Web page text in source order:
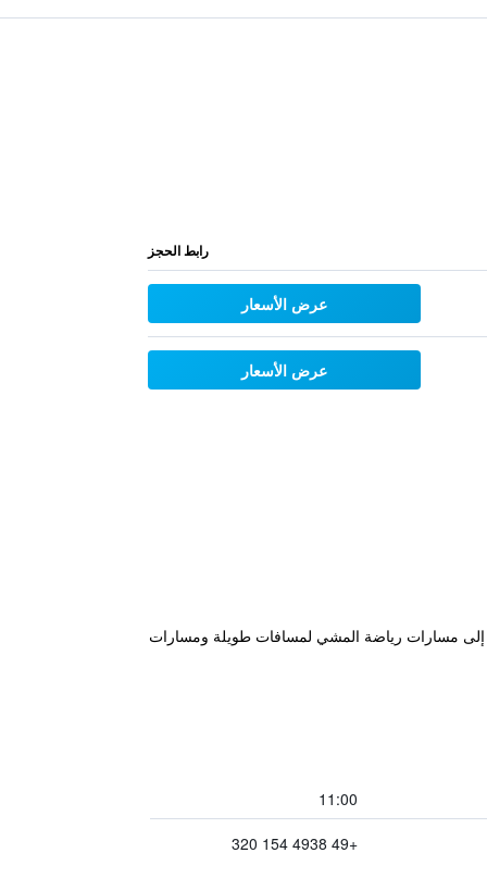
رابط الحجز
عرض الأسعار
عرض الأسعار
إلى مسارات رياضة المشي لمسافات طويلة ومسارات
11:00
+49 4938 154 320